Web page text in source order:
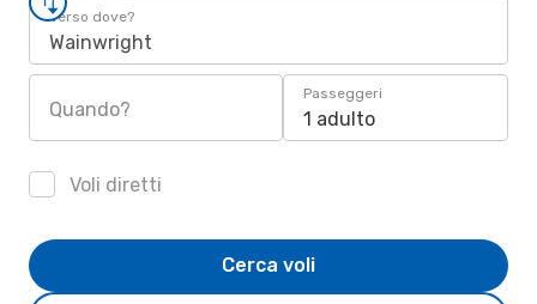
Verso dove?
Wainwright
Quando?
Passeggeri
1 adulto
Voli diretti
Cerca voli